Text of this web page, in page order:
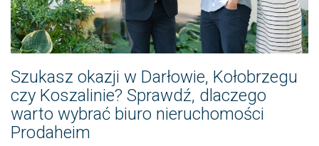
Szukasz okazji w Darłowie, Kołobrzegu
czy Koszalinie? Sprawdź, dlaczego
warto wybrać biuro nieruchomości
Prodaheim